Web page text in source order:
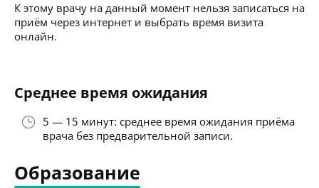
К этому врачу на данный момент нельзя записаться на
приём через интернет и выбрать время визита
онлайн.
Среднее время ожидания
5 — 15 минут: среднее время ожидания приёма
врача без предварительной записи.
Образование